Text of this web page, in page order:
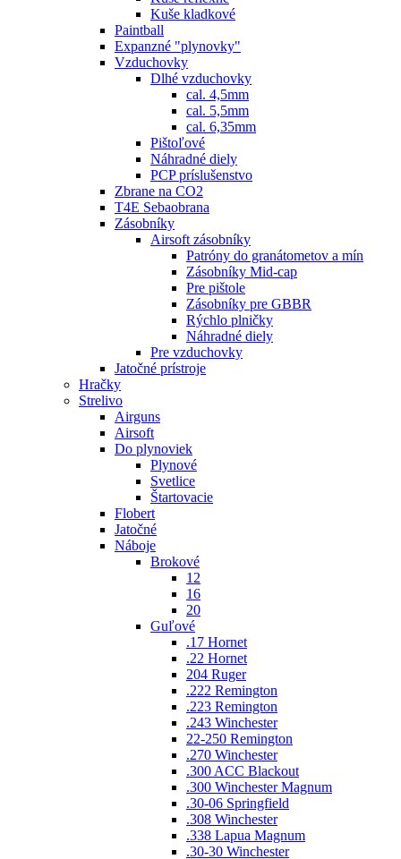
Kuše kladkové
Paintball
Expanzné "plynovky"
Vzduchovky
Dlhé vzduchovky
cal. 4,5mm
cal. 5,5mm
cal. 6,35mm
Pištoľové
Náhradné diely
PCP príslušenstvo
Zbrane na CO2
T4E Sebaobrana
Zásobníky
Airsoft zásobníky
Patróny do granátometov a mín
Zásobníky Mid-cap
Pre pištole
Zásobníky pre GBBR
Rýchlo plničky
Náhradné diely
Pre vzduchovky
Jatočné prístroje
Hračky
Strelivo
Airguns
Airsoft
Do plynoviek
Plynové
Svetlice
Štartovacie
Flobert
Jatočné
Náboje
Brokové
12
16
20
Guľové
.17 Hornet
.22 Hornet
204 Ruger
.222 Remington
.223 Remington
.243 Winchester
22-250 Remington
.270 Winchester
.300 ACC Blackout
.300 Winchester Magnum
.30-06 Springfield
.308 Winchester
.338 Lapua Magnum
.30-30 Winchester